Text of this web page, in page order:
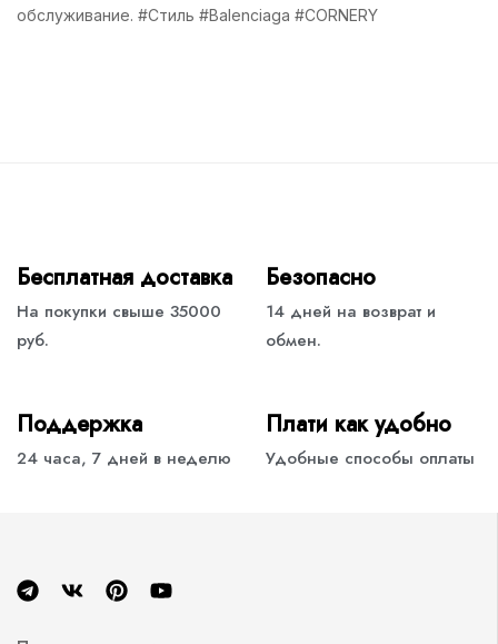
обслуживание. #Стиль #Balenciaga #CORNERY
Бесплатная доставка
На покупки свыше 35000
руб.
Безопасно
14 дней на возврат и
обмен.
Поддержка
24 часа, 7 дней в неделю
Плати как удобно
Удобные способы оплаты